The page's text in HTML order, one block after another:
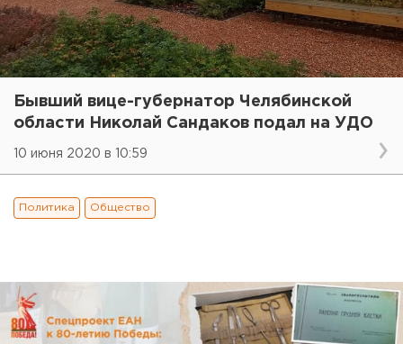
Бывший вице-губернатор Челябинской
области Николай Сандаков подал на УДО
10 июня 2020 в 10:59
Политика Общество